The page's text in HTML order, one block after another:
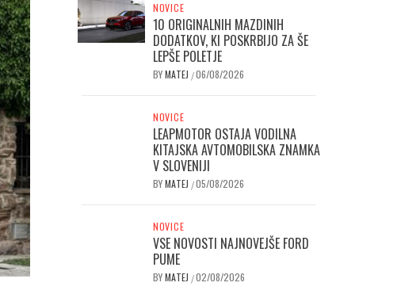
NOVICE
10 ORIGINALNIH MAZDINIH
DODATKOV, KI POSKRBIJO ZA ŠE
LEPŠE POLETJE
BYMATEJ /06/08/2026
NOVICE
LEAPMOTOR OSTAJA VODILNA
KITAJSKA AVTOMOBILSKA ZNAMKA
V SLOVENIJI
BYMATEJ /05/08/2026
NOVICE
VSE NOVOSTI NAJNOVEJŠE FORD
PUME
BYMATEJ /02/08/2026